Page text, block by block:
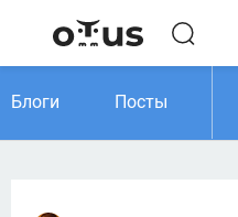
Блоги Посты